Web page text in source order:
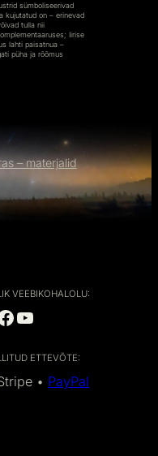
sümboliseerivad
kujutatud on – erinevad
tulla nii
Iirise
lahti paisatnua –
püha ja rõõmus
– materjalid
VEEBIKOHALOLU:
YouTube
ETTEVÕTE:
• PayPal